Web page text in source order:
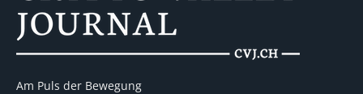
Am Puls der Bewegung